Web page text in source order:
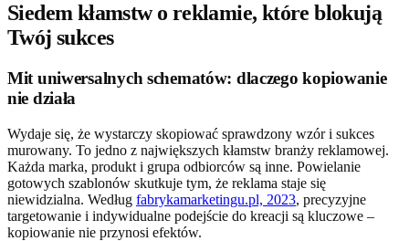
Siedem kłamstw o reklamie, które blokują
Twój sukces
Mit uniwersalnych schematów: dlaczego kopiowanie
nie działa
Wydaje się, że wystarczy skopiować sprawdzony wzór i sukces
murowany. To jedno z największych kłamstw branży reklamowej.
Każda marka, produkt i grupa odbiorców są inne. Powielanie
gotowych szablonów skutkuje tym, że reklama staje się
niewidzialna. Według fabrykamarketingu.pl, 2023, precyzyjne
targetowanie i indywidualne podejście do kreacji są kluczowe –
kopiowanie nie przynosi efektów.